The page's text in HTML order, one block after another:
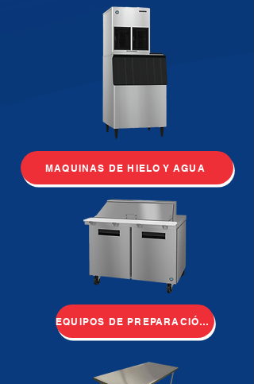
MAQUINAS DE HIELO Y AGUA
EQUIPOS DE PREPARACIÓN DE COMIDA